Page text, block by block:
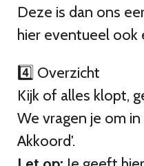
Deze is dan ons
hier eventueel
4️⃣ Overzicht
Kijk of alles klopt,
We vragen je om
Akkoord'.